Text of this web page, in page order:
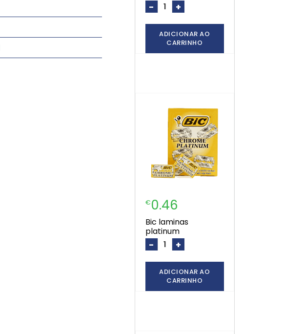
- +
ADICIONAR AO
CARRINHO
€0.46
bic laminas
platinum
- +
ADICIONAR AO
CARRINHO